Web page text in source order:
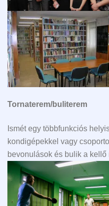
Tornaterem/buliterem
Ismét egy többfunkciós
kondigépekkel vagy
bevonulások és bulik a kellő